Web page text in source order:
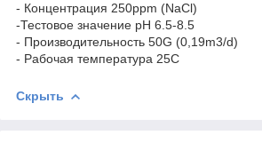
- Концентрация 250ppm (NaCl)
-Тестовое значение pH 6.5-8.5
- Производительность 50G (0,19m3/d)
- Рабочая температура 25C
Скрыть